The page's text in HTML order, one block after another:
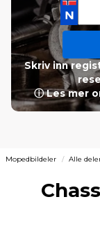
Skriv inn
ⓘ Les mer
Mopedbildeler Alle